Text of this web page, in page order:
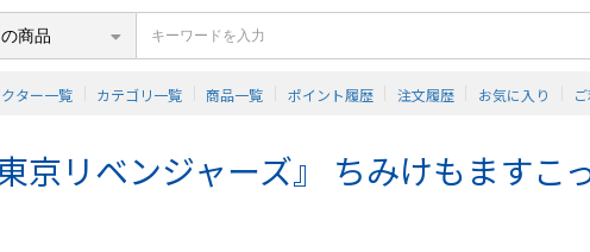
ター一覧 カテゴリ一覧 商品一覧 ポイント履歴 注文履歴 お気に入り
京リベンジャーズ』 ちみけもますこ